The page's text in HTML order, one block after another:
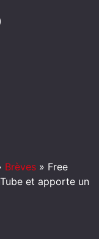
Brèves » Free
et apporte un